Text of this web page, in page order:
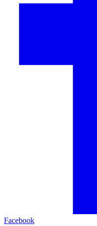
Facebook